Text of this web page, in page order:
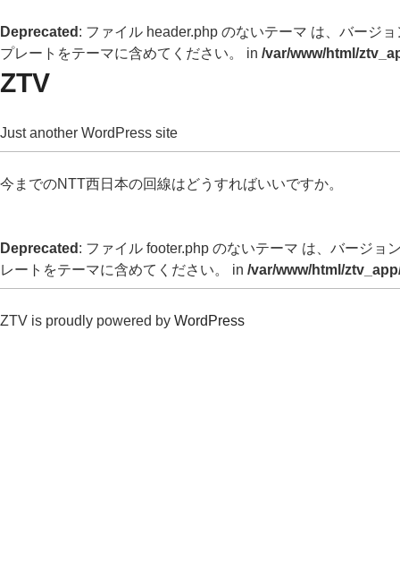
Deprecated : ファイル header.php のないテーマ は、バージ
プレートをテーマに含めてください。 in /var/www/html/
ZTV
Just another WordPress site
今までのNTT西日本の回線はどうすればいいですか。
Deprecated : ファイル footer.php のないテーマ は、バージョ
レートをテーマに含めてください。 in /var/www/html/
ZTV is proudly powered by WordPress